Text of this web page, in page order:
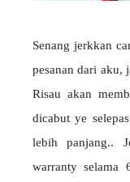
Senang jerkkan
pesanan dari aku,
Risau akan
dicabut ye
lebih panjang..
warranty selama